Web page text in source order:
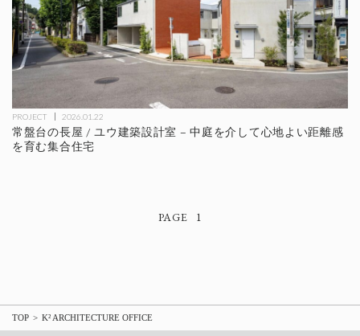
PROJECT 2026.01.22
常盤台の長屋 / ユウ建築設計室 – 中庭を介して心地よい距離感
を育む集合住宅
1
TOP K² ARCHITECTURE OFFICE